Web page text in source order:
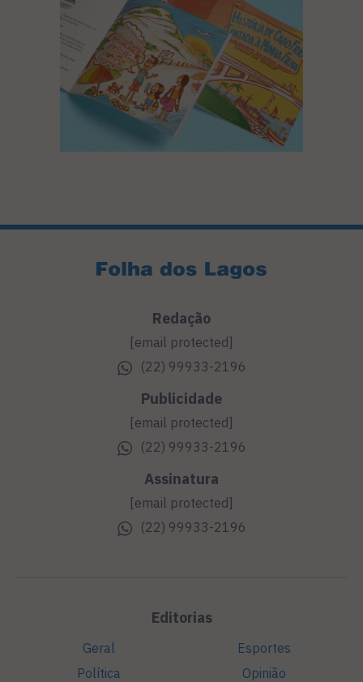
Redação
[email protected]
(22) 99933-2196
Publicidade
[email protected]
(22) 99933-2196
Assinatura
[email protected]
(22) 99933-2196
Editorias
Geral
Política
Esportes
Opinião